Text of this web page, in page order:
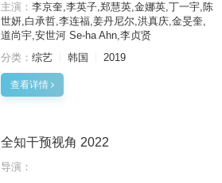
主演： 李京奎,李英子,郑慧英,金娜英,丁一宇,陈
世妍,白承哲,李连福,姜丹尼尔,洪真庆,金旻奎,
道尚宇,安世河 Se-ha Ahn,李贞贤
分类： 综艺 韩国 2019
查看详情
全知干预视角 2022
导演：